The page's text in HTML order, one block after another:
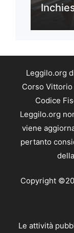
Leggilo.org
Corso Vittorio
Codice
Leggilo.org
viene
pertanto
Copyright
Le attività